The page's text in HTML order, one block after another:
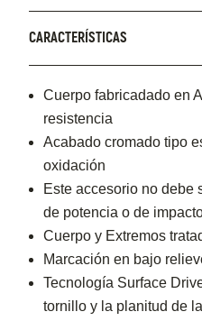
CARACTERÍSTICAS
Cuerpo fabricadado en
resistencia
Acabado cromado tipo
oxidación
Este accesorio no debe
de potencia o de
Cuerpo y Extremos
Marcación en bajo
Tecnología Surface
tornillo y la planitud de